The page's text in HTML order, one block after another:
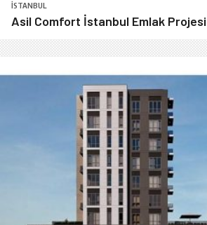
İSTANBUL
Asil Comfort İstanbul Emlak Projesi